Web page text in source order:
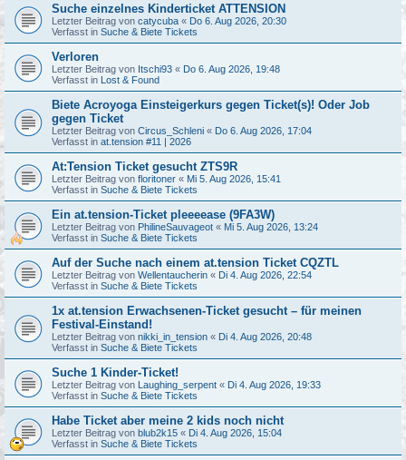
Suche einzelnes Kinderticket ATTENSION
Letzter Beitrag von catycuba « Do 6. Aug 2026, 20:30
Verfasst in Suche & Biete Tickets
Verloren
Letzter Beitrag von Itschi93 « Do 6. Aug 2026, 19:48
Verfasst in Lost & Found
Biete Acroyoga Einsteigerkurs gegen Ticket(s)! Oder Job
gegen Ticket
Letzter Beitrag von Circus_Schleni « Do 6. Aug 2026, 17:04
Verfasst in at.tension #11 | 2026
At:Tension Ticket gesucht ZTS9R
Letzter Beitrag von floritoner « Mi 5. Aug 2026, 15:41
Verfasst in Suche & Biete Tickets
Ein at.tension-Ticket pleeeease (9FA3W)
Letzter Beitrag von PhilineSauvageot « Mi 5. Aug 2026, 13:24
Verfasst in Suche & Biete Tickets
Auf der Suche nach einem at.tension Ticket CQZTL
Letzter Beitrag von Wellentaucherin « Di 4. Aug 2026, 22:54
Verfasst in Suche & Biete Tickets
1x at.tension Erwachsenen-Ticket gesucht – für meinen
Festival-Einstand!
Letzter Beitrag von nikki_in_tension « Di 4. Aug 2026, 20:48
Verfasst in Suche & Biete Tickets
Suche 1 Kinder-Ticket!
Letzter Beitrag von Laughing_serpent « Di 4. Aug 2026, 19:33
Verfasst in Suche & Biete Tickets
Habe Ticket aber meine 2 kids noch nicht
Letzter Beitrag von blub2k15 « Di 4. Aug 2026, 15:04
Verfasst in Suche & Biete Tickets